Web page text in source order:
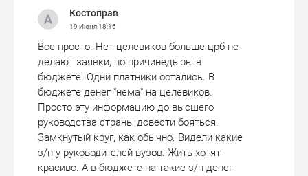
Костоправ
19 Июня18:16
Все просто. Нет целевиков больше-црб не
делают заявки, по причинедыры в
бюджете. Одни платники остались. В
бюджете денег "нема" на целевиков.
Просто эту информацию до высшего
руководства страны довести бояться.
Замкнутый круг, как обычно. Видели какие
з/п у руководителей вузов. Жить хотят
красиво. А в бюджете на такие з/п денег